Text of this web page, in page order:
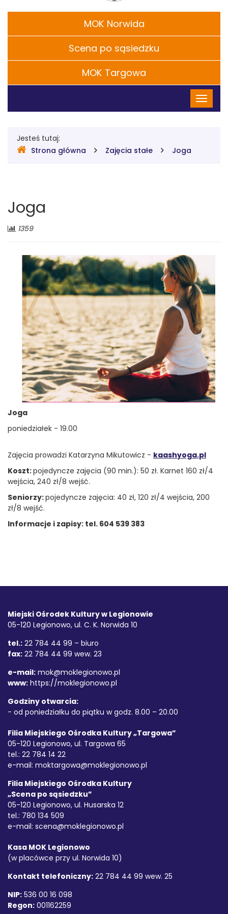
w
Legionowie
MOK Norwida
Scena po sąsiedzku
MOK Targowa
główne
Gdzie
jesteśmy
Jesteś tutaj:
Strona główna
Zajęcia stałe Joga
Joga
Liczba
1359
Joga
poniedziałek - 19.00
Zajęcia prowadzi Katarzyna Mikutowicz - kaashyoga.pl
Koszt:pojedyncze zajęcia (90 min.): 50 zł. Karnet 160 zł/4
wejścia, 240 zł/8 wejść.
Seniorzy:pojedyncze zajęcia: 40 zł, 120 zł/4 wejścia, 200
zł/8 wejść.
Informacje i zapisy: tel. 604 539 383
Stopka
Adres
Miejski Ośrodek Kultury w Legionowie
05-120 Legionowo, ul. C. K. Norwida 10
tel.: 22 784 44 99 – biuro
fax: 22 784 44 99 wew. 23
e-mail: mok@moklegionowo.pl
www: https://moklegionowo.pl
Godziny otwarcia:
- od poniedziałku do piątku w godz. 8.00 – 20.00
Filia Miejskiego Ośrodka Kultury „Targowa”
05-120 Legionowo, ul. Targowa 65
tel.: 22 784 14 22
e-mail: moktargowa@moklegionowo.pl
Filia Miejskiego Ośrodka Kultury
„Scena po sąsiedzku”
05-120 Legionowo, ul. Husarska 12
tel.: 780 134 509
e-mail: scena@moklegionowo.pl
Kasa MOK Legionowo
(w placówce przy ul. Norwida 10)
Kontakt telefoniczny: 22 784 44 99 wew. 25
NIP: 536 00 16 098
Regon: 001162259